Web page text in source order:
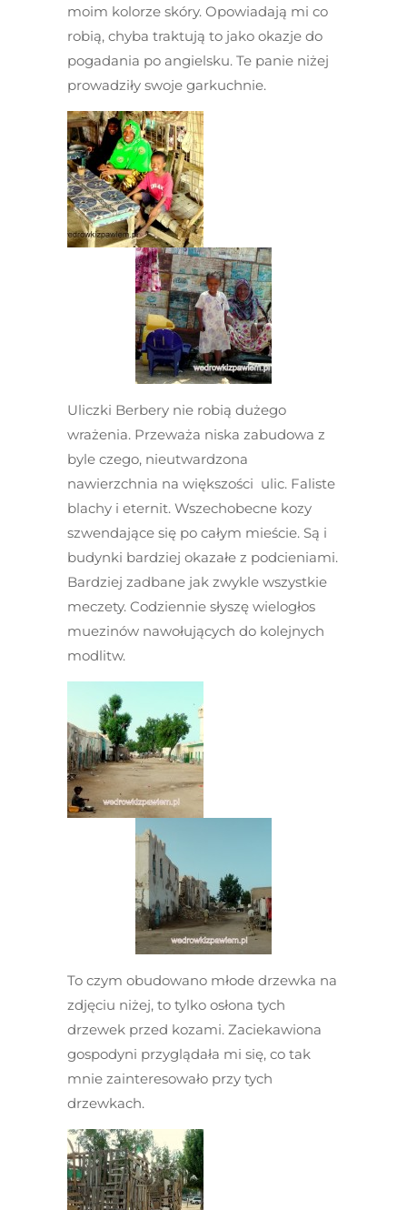
moim kolorze skóry. Opowiadają mi co
robią, chyba traktują to jako okazje do
pogadania po angielsku. Te panie niżej
prowadziły swoje garkuchnie.
Uliczki Berbery nie robią dużego
wrażenia. Przeważa niska zabudowa z
byle czego, nieutwardzona
nawierzchnia na większości ulic. Faliste
blachy i eternit. Wszechobecne kozy
szwendające się po całym mieście. Są i
budynki bardziej okazałe z podcieniami.
Bardziej zadbane jak zwykle wszystkie
meczety. Codziennie słyszę wielogłos
muezinów nawołujących do kolejnych
modlitw.
To czym obudowano młode drzewka na
zdjęciu niżej, to tylko osłona tych
drzewek przed kozami. Zaciekawiona
gospodyni przyglądała mi się, co tak
mnie zainteresowało przy tych
drzewkach.